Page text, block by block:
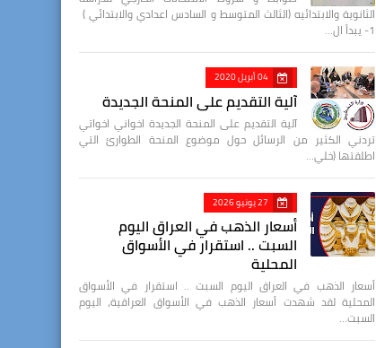
الثانوية والابتدائيه (الثالث المتوسط و السادس اعدادي والابتدائي )
1- يبدأ ال…
04 أبريل 2020
آلية التقديم على المنحة الجديدة
آلية التقديم على المنحة الجديدة اخواني اخواتي
تردني الكثير من الرسائل حول موضوع المنحة الطوارئ التي
اطلقتها (خلي…
27 يونيو 2026
أسعار الذهب في العراق اليوم
السبت .. استقرار في الأسواق
المحلية
أسعار الذهب في العراق اليوم السبت .. استقرار في الأسواق
المحلية لقد شهدت أسعار الذهب في الأسواق العراقية، اليوم
السبت…